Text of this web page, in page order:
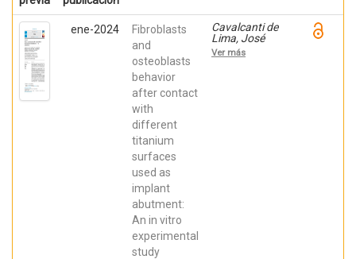
ene-2024
Fibroblasts
and
osteoblasts
behavior
after contact
with
different
titanium
surfaces
used as
implant
abutment:
An in vitro
experimental
study
Cavalcanti de
Lima, José
Henrique;
Robbs ,
Ver más